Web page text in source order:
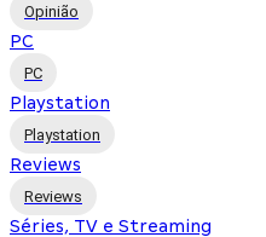
Opinião
PC
PC
Playstation
Playstation
Reviews
Reviews
Séries, TV e Streaming